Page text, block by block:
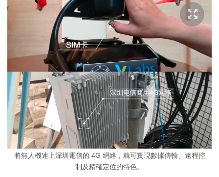
將無人機連上深圳電信的 4G 網絡，就可實現數據傳輸、遠程控
制及精確定位的特色。